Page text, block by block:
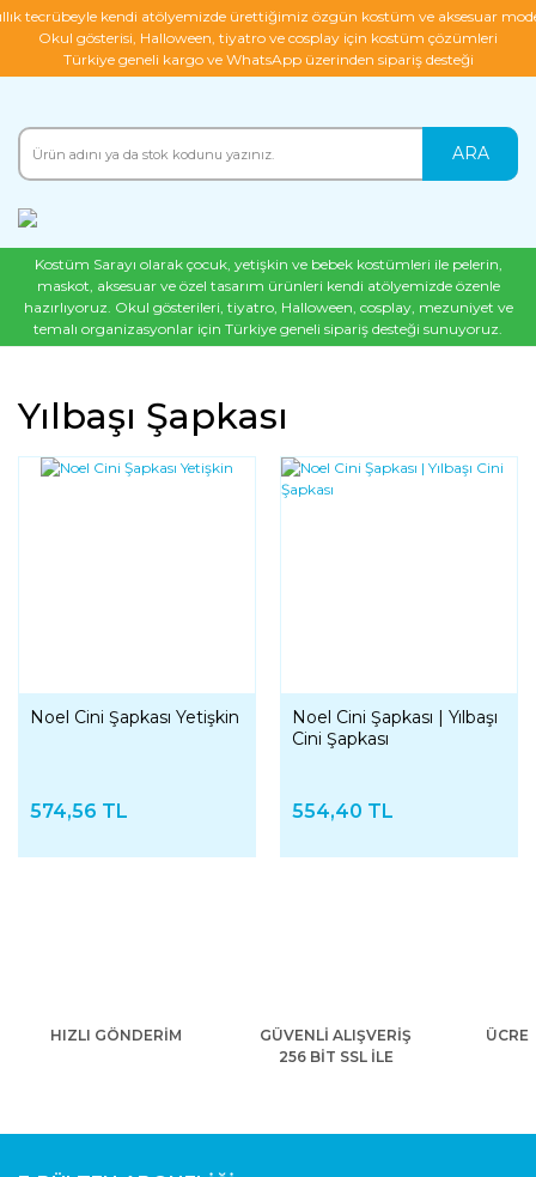
tecrübeyle kendi atölyemizde ürettiğimiz özgün kostüm ve aksesuar
Okul gösterisi, Halloween, tiyatro ve cosplay için kostüm çözümleri
Türkiye geneli kargo ve WhatsApp üzerinden sipariş desteği
ARA
Kostüm Sarayı olarak çocuk, yetişkin ve bebek kostümleri ile pelerin,
maskot, aksesuar ve özel tasarım ürünleri kendi atölyemizde özenle
hazırlıyoruz. Okul gösterileri, tiyatro, Halloween, cosplay, mezuniyet ve
temalı organizasyonlar için Türkiye geneli sipariş desteği sunuyoruz.
Yılbaşı Şapkası
Noel Cini Şapkası Yetişkin
574,56 TL
Noel Cini Şapkası | Yılbaşı
Cini Şapkası
554,40 TL
HIZLI GÖNDERİM
GÜVENLİ ALIŞVERİŞ
256 BİT SSL İLE